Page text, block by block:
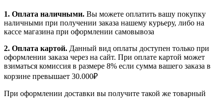
1. Оплата наличными. Вы можете оплатить вашу покупку
наличными при получении заказа нашему курьеру, либо на
кассе магазина при оформлении самовывоза
2. Оплата картой. Данный вид оплаты доступен только при
оформлении заказа через на сайт. При оплате картой может
взиматься комиссия в размере 8% если сумма вашего заказа в
корзине превышает 30.000₽
При оформлении доставки вы получите такой же товарный